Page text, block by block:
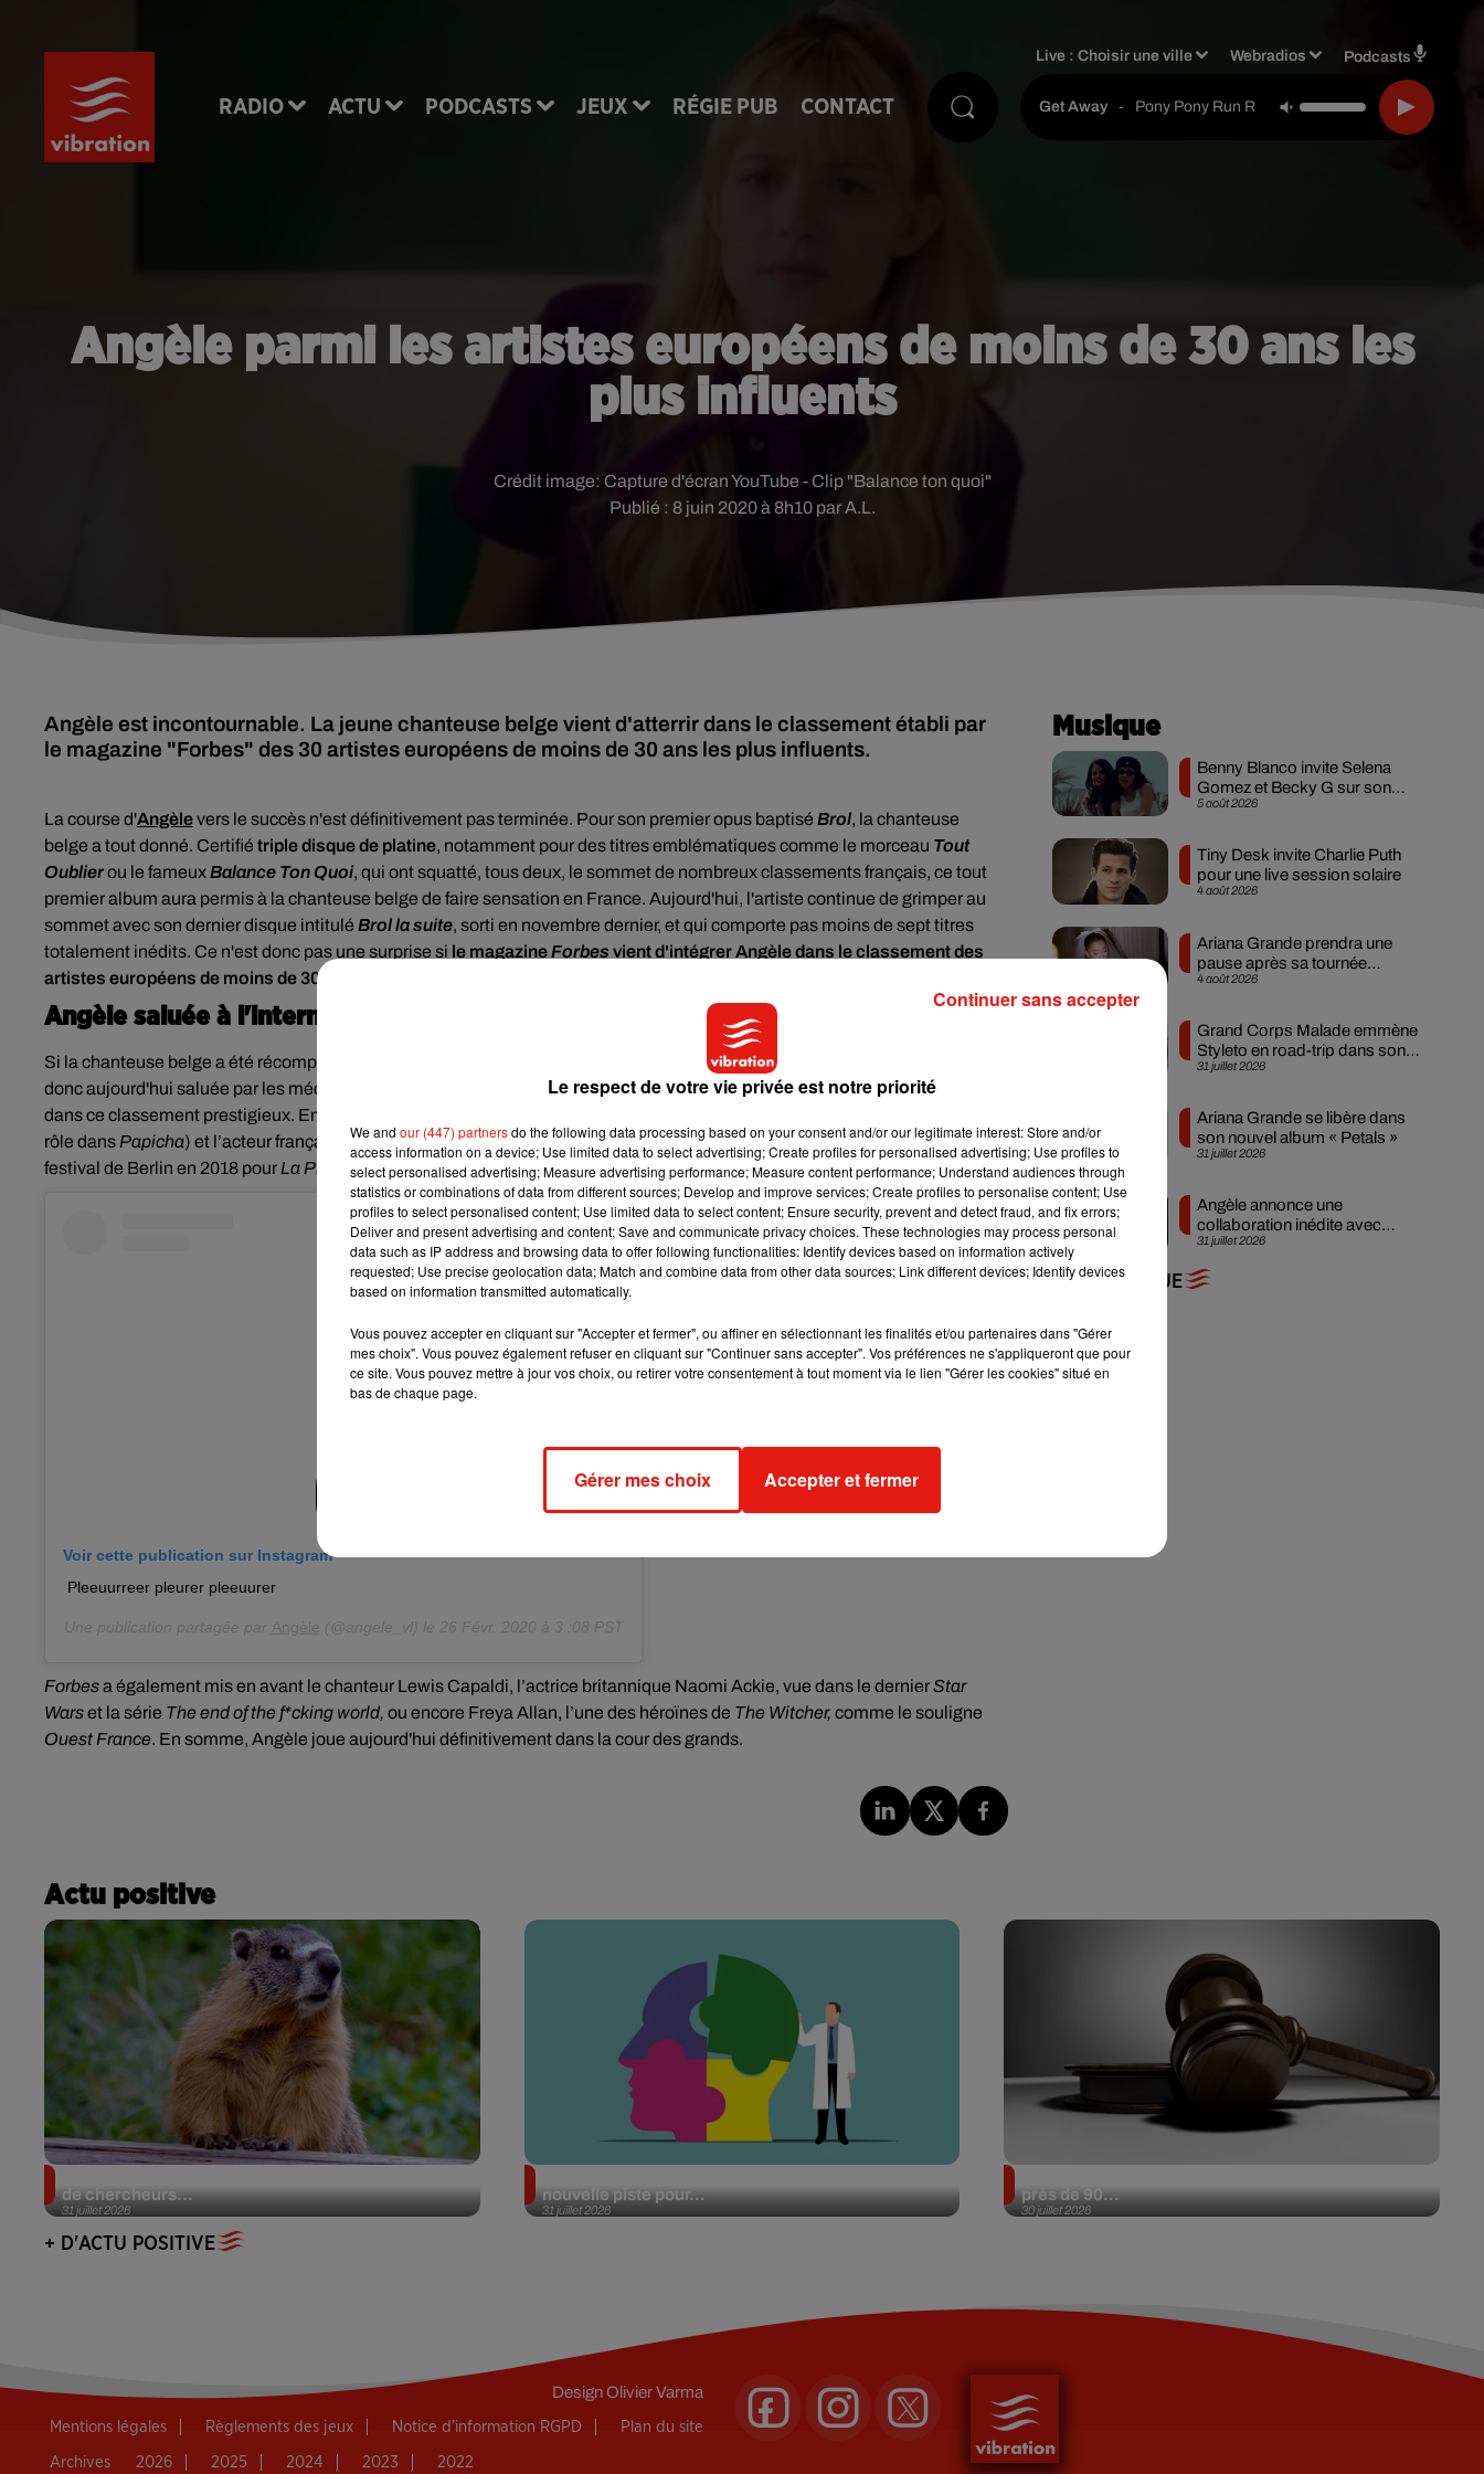
RADIO ACTU PODCASTS JEUX RÉGIE PUB CONTACT
Live :Choisir une ville Webradios Podcasts
Get Away - Pony Pony Run Run
Angèle parmi les artistes européens de moins de 30 ans les
plus influents
Publié : 8 juin 2020 à 8h10 par A.L.
Crédit image: Capture d'écran YouTube - Clip "Balance ton quoi"
Angèle est incontournable. La jeune chanteuse belge vient d'atterrir dans le classement établi par
le magazine "Forbes" des 30 artistes européens de moins de 30 ans les plus influents.
La course d'Angèlevers le succès n'est définitivement pas terminée. Pour son premier opus baptisé Brol, la chanteuse
belge a tout donné. Certifié triple disque de platine, notamment pour des titres emblématiques comme le morceau Tout
Oublierou le fameuxBalance Ton Quoi, qui ont squatté, tous deux, le sommet de nombreux classements français, ce tout
premier album aura permis à la chanteuse belge de faire sensation en France. Aujourd'hui, l'artiste continue de grimper au
sommet avec son dernier disque intitulé Brol la suite, sorti en novembre dernier, et qui comporte pas moins de sept titres
totalement inédits. Ce n'est donc pas une surprise si le magazineForbes vient d'intégrer Angèle dans le classement des
artistes européens de moins de 30 ans les plus influents
Angèle saluée à l'international
Si la chanteuse belge a été récompensée aux dernières pour sa tournée
donc aujourd'hui saluée par les médias internationaux. Malgré tout, ce n'est pas la seule artiste francophone à apparaître
dans ce classement prestigieux. En effet, l
rôle dans Papicha) et l’acteur français Anthony Bajon,à l’affiche d’Au nom de la terreet Ours d’argent du meilleur acteur au
festival de Berlin en 2018 pour La Prièrede Cédric Kahn, y sont également.
Voir cette publication sur Instagram
Pleeuurreer pleurer pleeuurer
Une publication partagée par Angèle (@angele_vl) le 26 Févr. 2020 à 3 :08 PST
Forbesa également mis en avant le chanteur Lewis Capaldi, l’actrice britannique Naomi Ackie, vue dans le dernierStar
Warset la série The end of the f*cking world, ou encore Freya Allan, l’une des héroïnes de The Witcher, comme le souligne
Ouest France. En somme, Angèle joue aujourd'hui définitivement dans la cour des grands.
Musique
5 août 2026
Benny Blanco invite Selena
Gomez et Becky G sur son
nouveau single
4 août 2026
Tiny Desk invite Charlie Puth
pour une live session solaire
4 août 2026
Ariana Grande prendra une
pause après sa tournée
mondiale
31 juillet 2026
Grand Corps Malade emmène
Styleto en road-trip dans son
nouveau clip
31 juillet 2026
Ariana Grande se libère dans
son nouvel album « Petals »
31 juillet 2026
Angèle annonce une
collaboration inédite avec
Amelie Lens
+ DE MUSIQUE
Actu positive
31 juillet 2026
de chercheurs...
31 juillet 2026
nouvelle piste pour...
30 juillet 2026
près de 90...
+ D'ACTU POSITIVE
DesignOlivier Varma
Mentions légales Règlements des jeux Notice d’information RGPD Plan du site
Archives 2026 2025 2024 2023 2022
Le respect de votre vie privée est notre priorité
We and our (447) partnersdo the following data processing based on your consent and/or our legitimate interest: Store and/or
access information on a device; Use limited data to select advertising; Create profiles for personalised advertising; Use profiles to
select personalised advertising; Measure advertising performance; Measure content performance; Understand audiences through
statistics or combinations of data from different sources; Develop and improve services; Create profiles to personalise content; Use
profiles to select personalised content; Use limited data to select content; Ensure security, prevent and detect fraud, and fix errors;
Deliver and present advertising and content; Save and communicate privacy choices. These technologies may process personal
data such as IP address and browsing data to offer following functionalities: Identify devices based on information actively
requested; Use precise geolocation data; Match and combine data from other data sources; Link different devices; Identify devices
based on information transmitted automatically.
Vous pouvez accepter en cliquant sur "Accepter et fermer", ou affiner en sélectionnant les finalités et/ou partenaires dans "Gérer
mes choix". Vous pouvez également refuser en cliquant sur "Continuer sans accepter". Vos préférences ne s'appliqueront que pour
ce site. Vous pouvez mettre à jour vos choix, ou retirer votre consentement à tout moment via le lien "Gérer les cookies" situé en
bas de chaque page.
Gérer mes choix Accepter et fermer
Continuer sans accepter